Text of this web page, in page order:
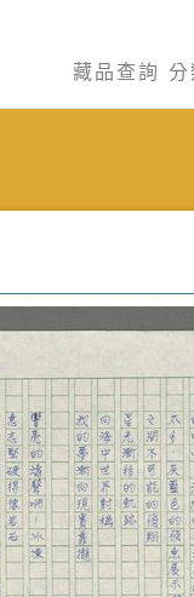
藏品查詢 分